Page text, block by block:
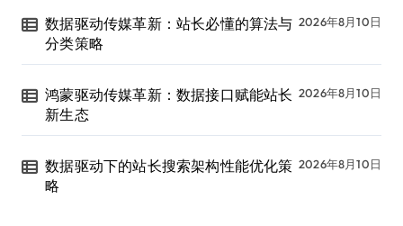
数据驱动传媒革新：站长必懂的算法与
分类策略
2026年8月10日
鸿蒙驱动传媒革新：数据接口赋能站长
新生态
2026年8月10日
数据驱动下的站长搜索架构性能优化策
略
2026年8月10日